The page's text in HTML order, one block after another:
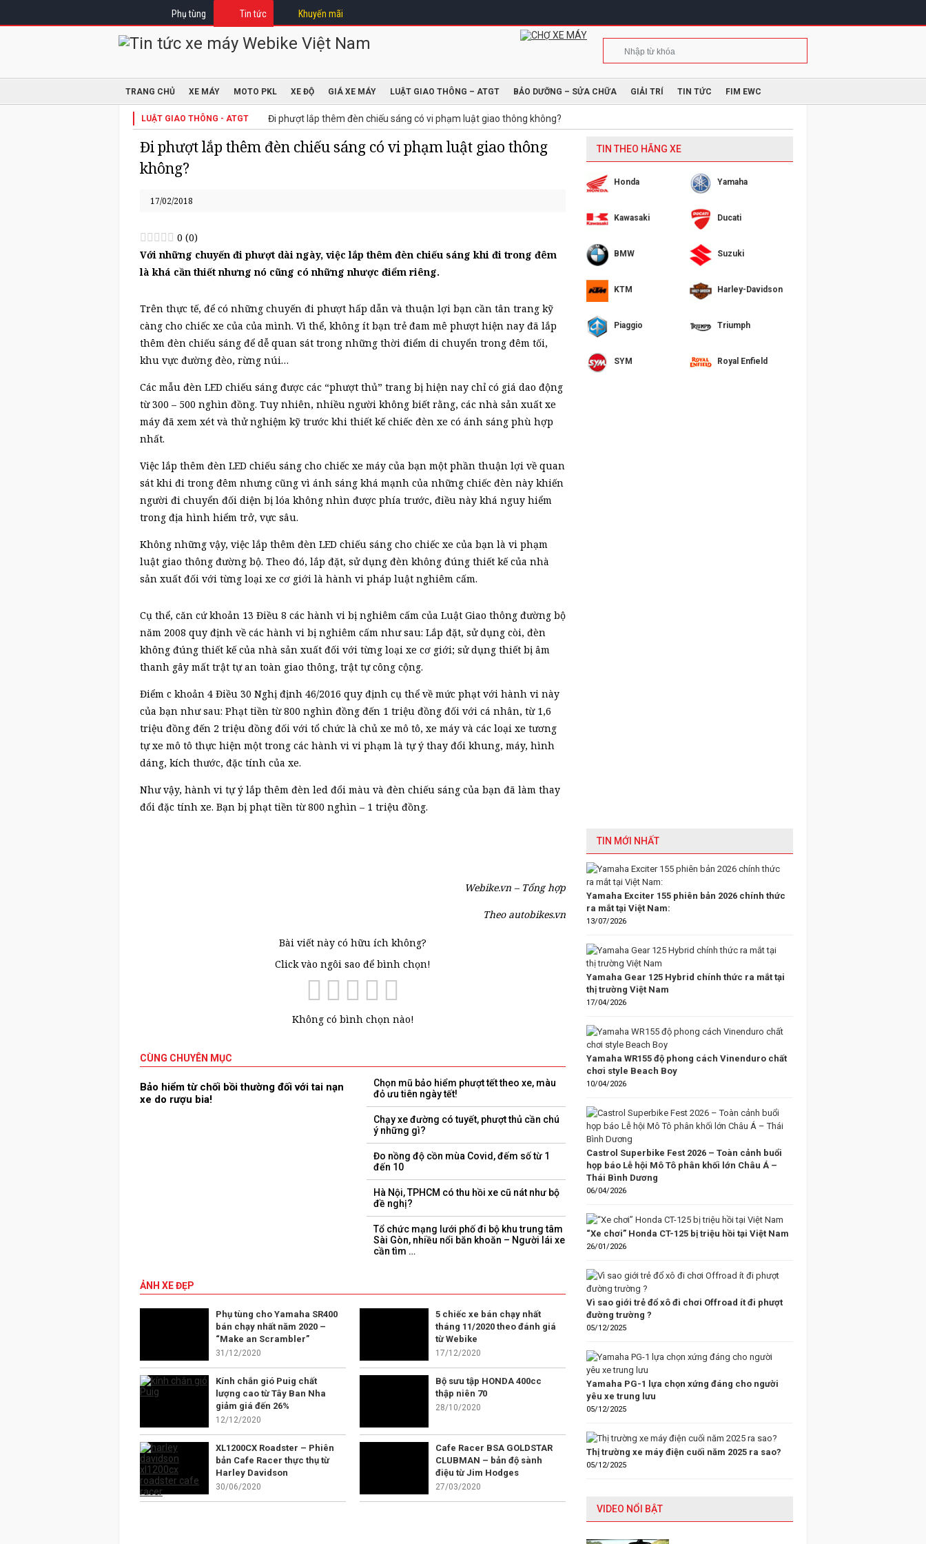
Phụ tùng Tin tức Khuyến mãi
TRANG CHỦ XE MÁY MOTO PKL XE ĐỘ GIÁ XE MÁY LUẬT GIAO THÔNG – ATGT BẢO DƯỠNG – SỬA CHỮA GIẢI TRÍ TIN TỨC FIM EWC
LUẬT GIAO THÔNG - ATGT Đi phượt lắp thêm đèn chiếu sáng có vi phạm luật giao thông không?
Đi phượt lắp thêm đèn chiếu sáng có vi phạm luật giao thông
không?
17/02/2018
0 (0)
Với những chuyến đi phượt dài ngày, việc lắp thêm đèn chiếu sáng khi đi trong đêm
là khá cần thiết nhưng nó cũng có những nhược điểm riêng.
Trên thực tế, để có những chuyến đi phượt hấp dẫn và thuận lợi bạn cần tân trang kỹ
càng cho chiếc xe của của mình. Vì thể, không ít bạn trẻ đam mê phượt hiện nay đã lắp
thêm đèn chiếu sáng để dễ quan sát trong những thời điểm di chuyển trong đêm tối,
khu vực đường đèo, rừng núi…
Các mẫu đèn LED chiếu sáng được các “phượt thủ” trang bị hiện nay chỉ có giá dao động
từ 300 – 500 nghìn đồng. Tuy nhiên, nhiều người không biết rằng, các nhà sản xuất xe
máy đã xem xét và thử nghiệm kỹ trước khi thiết kế chiếc đèn xe có ánh sáng phù hợp
nhất.
Việc lắp thêm đèn LED chiếu sáng cho chiếc xe máy của bạn một phần thuận lợi về quan
sát khi đi trong đêm nhưng cũng vì ánh sáng khá mạnh của những chiếc đèn này khiến
người đi chuyển đối diện bị lóa không nhìn được phía trước, điều này khá nguy hiểm
trong địa hình hiểm trở, vực sâu.
Không những vậy, việc lắp thêm đèn LED chiếu sáng cho chiếc xe của bạn là vi phạm
luật giao thông đường bộ. Theo đó, lắp đặt, sử dụng đèn không đúng thiết kế của nhà
sản xuất đối với từng loại xe cơ giới là hành vi pháp luật nghiêm cấm.
Cụ thể, căn cứ khoản 13 Điều 8 các hành vi bị nghiêm cấm của Luật Giao thông đường bộ
năm 2008 quy định về các hành vi bị nghiêm cấm như sau: Lắp đặt, sử dụng còi, đèn
không đúng thiết kế của nhà sản xuất đối với từng loại xe cơ giới; sử dụng thiết bị âm
thanh gây mất trật tự an toàn giao thông, trật tự công cộng.
Điểm c khoản 4 Điều 30 Nghị định 46/2016 quy định cụ thể về mức phạt với hành vi này
của bạn như sau: Phạt tiền từ 800 nghìn đồng đến 1 triệu đồng đối với cá nhân, từ 1,6
triệu đồng đến 2 triệu đồng đối với tổ chức là chủ xe mô tô, xe máy và các loại xe tương
tự xe mô tô thực hiện một trong các hành vi vi phạm là tự ý thay đổi khung, máy, hình
dáng, kích thước, đặc tính của xe.
Như vậy, hành vi tự ý lắp thêm đèn led đổi màu và đèn chiếu sáng của bạn đã làm thay
đổi đặc tính xe. Bạn bị phạt tiền từ 800 nghìn – 1 triệu đồng.
Webike.vn – Tổng hợp
Theo autobikes.vn
Bài viết này có hữu ích không?
Click vào ngôi sao để bình chọn!
Không có bình chọn nào!
CÙNG CHUYÊN MỤC
Bảo hiểm từ chối bồi thường đối với tai nạn
xe do rượu bia!
Chọn mũ bảo hiểm phượt tết theo xe, màu
đỏ ưu tiên ngày tết!
Chạy xe đường có tuyết, phượt thủ cần chú
ý những gì?
Đo nồng độ cồn mùa Covid, đếm số từ 1
đến 10
Hà Nội, TPHCM có thu hồi xe cũ nát như bộ
đề nghị?
Tổ chức mạng lưới phố đi bộ khu trung tâm
Sài Gòn, nhiều nổi băn khoăn – Người lái xe
cần tìm …
ẢNH XE ĐẸP
Phụ tùng cho Yamaha SR400
bán chạy nhất năm 2020 –
“Make an Scrambler”
31/12/2020
5 chiếc xe bán chạy nhất
tháng 11/2020 theo đánh giá
từ Webike
17/12/2020
Kính chắn gió Puig chất
lượng cao từ Tây Ban Nha
giảm giá đến 26%
12/12/2020
Bộ sưu tập HONDA 400cc
thập niên 70
28/10/2020
XL1200CX Roadster – Phiên
bản Cafe Racer thực thụ từ
Harley Davidson
30/06/2020
Cafe Racer BSA GOLDSTAR
CLUBMAN – bản độ sành
điệu từ Jim Hodges
27/03/2020
TIN THEO HÃNG XE
Honda Yamaha
Kawasaki Ducati
BMW Suzuki
KTM Harley-Davidson
Piaggio Triumph
SYM Royal Enfield
TIN MỚI NHẤT
Yamaha Exciter 155 phiên bản 2026 chính thức
ra mắt tại Việt Nam:
13/07/2026
Yamaha Gear 125 Hybrid chính thức ra mắt tại
thị trường Việt Nam
17/04/2026
Yamaha WR155 độ phong cách Vinenduro chất
chơi style Beach Boy
10/04/2026
Castrol Superbike Fest 2026 – Toàn cảnh buổi
họp báo Lễ hội Mô Tô phân khối lớn Châu Á –
Thái Bình Dương
06/04/2026
“Xe chơi” Honda CT-125 bị triệu hồi tại Việt Nam
26/01/2026
Vì sao giới trẻ đổ xô đi chơi Offroad ít đi phượt
đường trường ?
05/12/2025
Yamaha PG-1 lựa chọn xứng đáng cho người
yêu xe trung lưu
05/12/2025
Thị trường xe máy điện cuối năm 2025 ra sao?
05/12/2025
VIDEO NỔI BẬT